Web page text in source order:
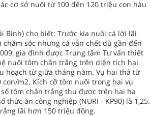
cơ sở nuôi từ 100 đến 120 triệu con hàu
Bình) cho biết: Trước kia nuôi cá lời lãi
sóc nhưng cá vẫn chết dù gần đến
gia đình được Trung tâm Tư vấn thiết
nuôi tôm chân trắng trên diện tích hai
hoạch từ giữa tháng năm. Vụ hai thả từ
m2. Kích cỡ tôm nuôi trong hai vụ
tôm chân trắng thu được trên hai ha
ăn công nghiệp (NURI - KP90) là 1,25.
lãi hơn 150 triệu đồng.